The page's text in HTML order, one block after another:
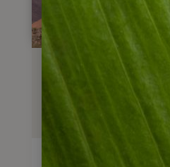
Reisebaustein
Koloniales
5 Tage